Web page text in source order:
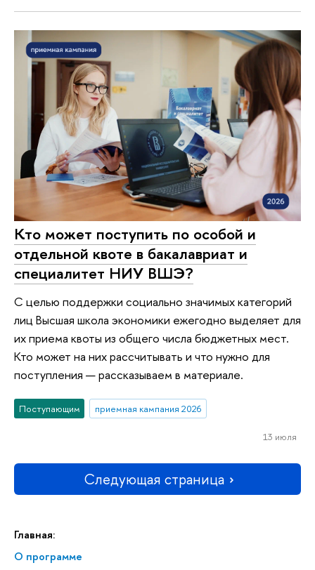
Главная:
О программе
Кто может поступить по особой и
отдельной квоте в бакалавриат и
специалитет НИУ ВШЭ?
С целью поддержки социально значимых категорий
лиц Высшая школа экономики ежегодно выделяет для
их приема квоты из общего числа бюджетных мест.
Кто может на них рассчитывать и что нужно для
поступления — рассказываем в материале.
Поступающим приемная кампания 2026
13 июля
Следующая страница